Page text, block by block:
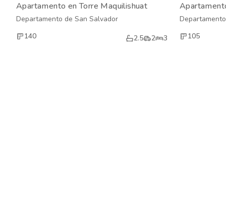
Apartamento en Torre Maquilishuat
Departamento de San Salvador
140
2.5 2 3
105